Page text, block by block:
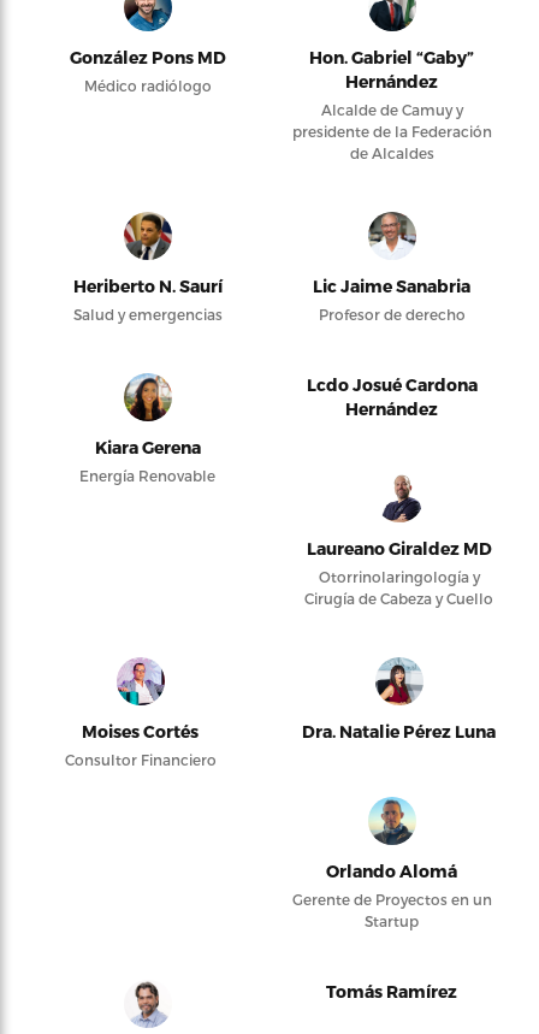
González Pons MD
Médico radiólogo
Hon. Gabriel “Gaby”
Hernández
Alcalde de Camuy y
presidente de la Federación
de Alcaldes
Heriberto N. Saurí
Salud y emergencias
Lic Jaime Sanabria
Profesor de derecho
Kiara Gerena
Energía Renovable
Lcdo Josué Cardona
Hernández
Laureano Giraldez MD
Otorrinolaringología y
Cirugía de Cabeza y Cuello
Moises Cortés
Consultor Financiero
Dra. Natalie Pérez Luna
Orlando Alomá
Gerente de Proyectos en un
Startup
Tomás Ramírez